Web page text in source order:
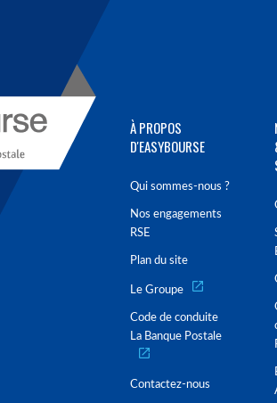
À PROPOS
D'EASYBOURSE
Qui sommes-nous ?
Nos engagements
RSE
Plan du site
Le Groupe
Code de conduite
La Banque Postale
Contactez-nous